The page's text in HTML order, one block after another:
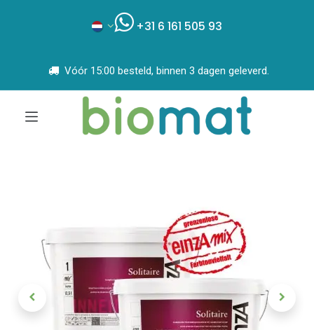
+31 6 161 505 93
Vóór 15:00 besteld, binnen 3 dagen geleverd.